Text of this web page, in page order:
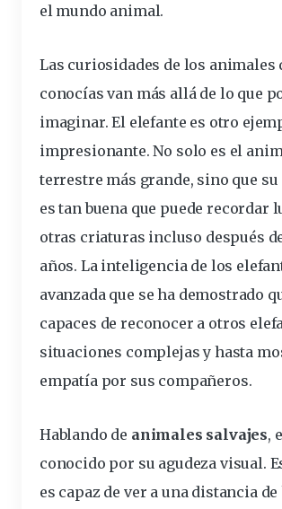
el mundo animal.
Las curiosidades de los animales
conocías van más allá de lo que
imaginar. El elefante es otro
impresionante. No solo es el
terrestre más grande, sino que su
es tan buena que puede recordar
otras criaturas incluso después
años. La inteligencia de los
avanzada que se ha demostrado
capaces de reconocer a otros
situaciones complejas y hasta
empatía por sus compañeros.
Hablando de animales salvajes,
conocido por su agudeza visual.
es capaz de ver a una distancia de